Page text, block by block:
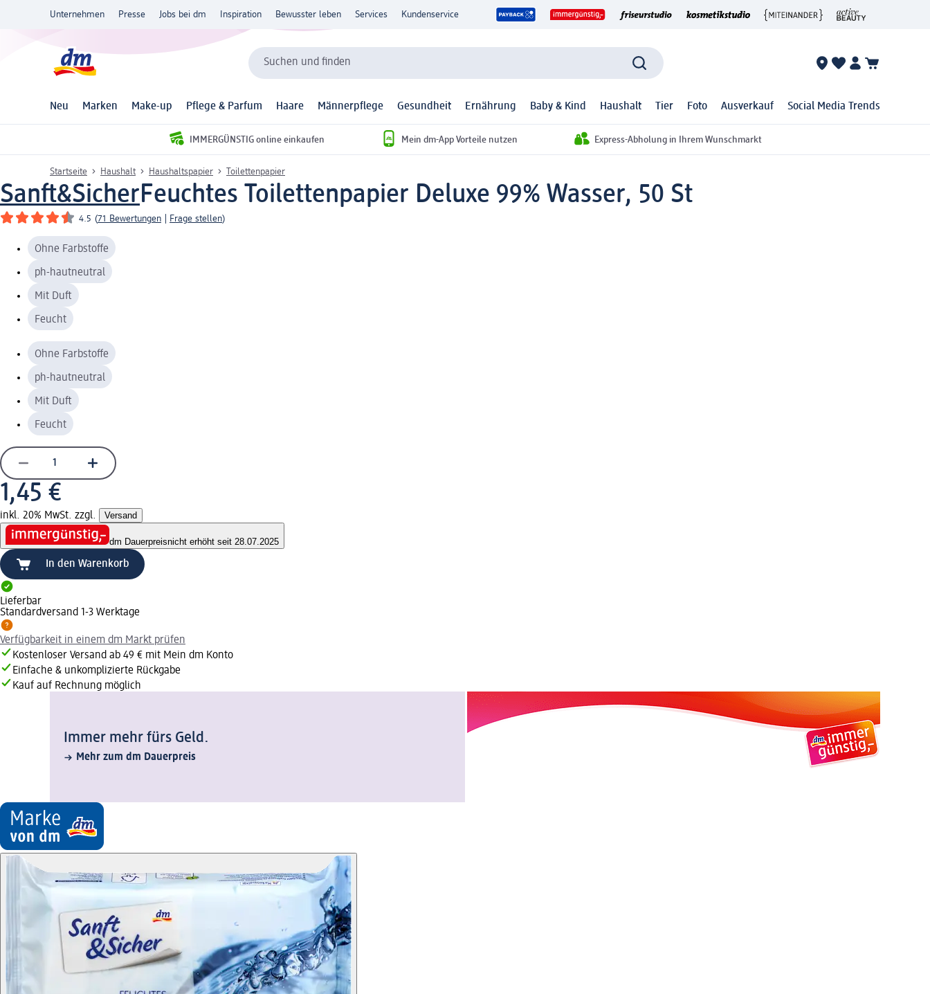
Unternehmen Presse Jobs bei dm Inspiration Bewusster leben Services Kundenservice
Suchen und finden
Neu Marken Make-up Pflege & Parfum Haare Männerpflege Gesundheit Ernährung Baby & Kind Haushalt Tier Foto Ausverkauf Social Media Trends
IMMERGÜNSTIG online einkaufen Mein dm-App Vorteile nutzen Express-Abholung in Ihrem Wunschmarkt
Startseite Haushalt Haushaltspapier Toilettenpapier
Sanft&SicherFeuchtes Toilettenpapier Deluxe 99% Wasser, 50 St
4.5 (71 Bewertungen Frage stellen)
Ohne Farbstoffe
ph-hautneutral
Mit Duft
Feucht
Ohne Farbstoffe
ph-hautneutral
Mit Duft
Feucht
1,45 €
inkl. 20% MwSt. zzgl. Versand
dm Dauerpreisnicht erhöht seit 28.07.2025
In den Warenkorb
Lieferbar
Standardversand 1-3 Werktage
Verfügbarkeit in einem dm Markt prüfen
Kostenloser Versand ab 49 € mit Mein dm Konto
Einfache & unkomplizierte Rückgabe
Kauf auf Rechnung möglich
Immer mehr fürs Geld.
Mehr zum dm Dauerpreis